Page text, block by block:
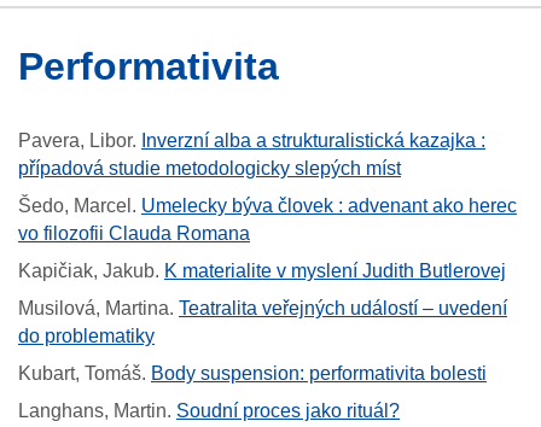
HomeCollections
Browse
Search
About
HelpContactDigitalia
Performativita
Pavera, Libor. Inverzní alba a strukturalistická kazajka :
případová studie metodologicky slepých míst
Šedo, Marcel . Umelecky býva človek : advenant ako herec
vo filozofii Clauda Romana
Kapičiak, Jakub. K materialite v myslení Judith Butlerovej
Musilová, Martina. Teatralita veřejných událostí ‒ uvedení
do problematiky
Kubart, Tomáš. Body suspension: performativita bolesti
Langhans, Martin. Soudní proces jako rituál?